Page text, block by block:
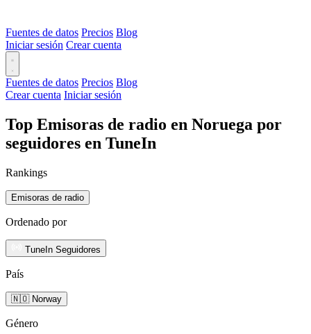
Fuentes de datos Precios Blog
Iniciar sesión Crear cuenta
Fuentes de datos Precios Blog
Crear cuenta Iniciar sesión
Top Emisoras de radio en Noruega por
seguidores en TuneIn
Rankings
Emisoras de radio
Ordenado por
TuneIn Seguidores
País
🇳🇴 Norway
Género